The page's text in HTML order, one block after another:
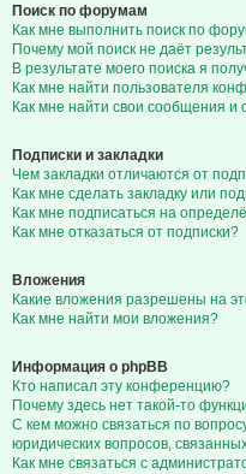
Поиск по форумам
Как мне выполнить поиск по
Почему мой поиск не даёт
В результате моего поиска я
Как мне найти пользователя
Как мне найти свои сообщения
Подписки и закладки
Чем закладки отличаются от
Как мне сделать закладку или
Как мне подписаться на
Как мне отказаться от подписки?
Вложения
Какие вложения разрешены на
Как мне найти мои вложения?
Информация о phpBB
Кто написал эту конференцию?
Почему здесь нет такой-то
С кем можно связаться по
юридических вопросов,
Как мне связаться с